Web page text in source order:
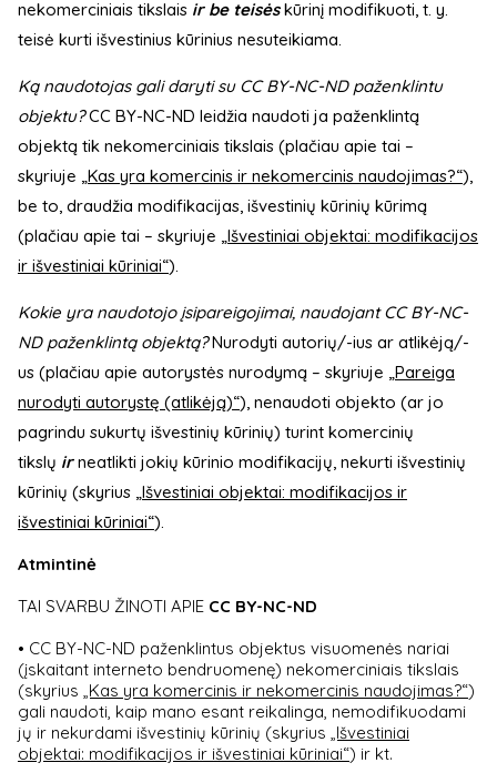
nekomerciniais tikslais ir be teisėskūrinį modifikuoti, t. y.
teisė kurti išvestinius kūrinius nesuteikiama.
Ką naudotojas gali daryti su CC BY-NC-ND paženklintu
objektu?CC BY-NC-ND leidžia naudoti ja paženklintą
objektą tik nekomerciniais tikslais (plačiau apie tai –
skyriuje „Kas yra komercinis ir nekomercinis naudojimas?“),
be to, draudžia modifikacijas, išvestinių kūrinių kūrimą
(plačiau apie tai – skyriuje „Išvestiniai objektai: modifikacijos
ir išvestiniai kūriniai“).
Kokie yra naudotojo įsipareigojimai, naudojant CC BY-NC-
ND paženklintą objektą?Nurodyti autorių/-ius ar atlikėją/-
us (plačiau apie autorystės nurodymą – skyriuje „Pareiga
nurodyti autorystę (atlikėją)“), nenaudoti objekto (ar jo
pagrindu sukurtų išvestinių kūrinių) turint komercinių
tikslų irneatlikti jokių kūrinio modifikacijų, nekurti išvestinių
kūrinių (skyrius „Išvestiniai objektai: modifikacijos ir
išvestiniai kūriniai“).
Atmintinė
TAI SVARBU ŽINOTI APIE CC BY-NC-ND
• CC BY-NC-ND paženklintus objektus visuomenės nariai
(įskaitant interneto bendruomenę) nekomerciniais tikslais
(skyrius „Kas yra komercinis ir nekomercinis naudojimas?“)
gali naudoti, kaip mano esant reikalinga, nemodifikuodami
jų ir nekurdami išvestinių kūrinių (skyrius „Išvestiniai
objektai: modifikacijos ir išvestiniai kūriniai“) ir kt.